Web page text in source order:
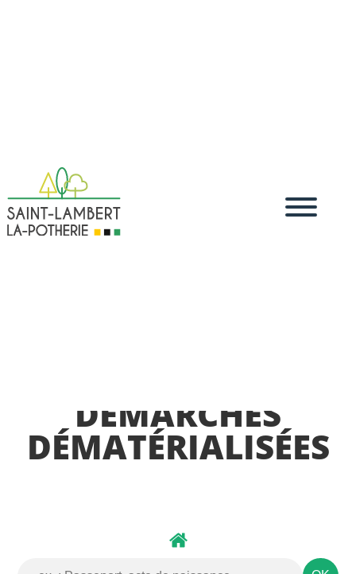
DÉMARCHES
DÉMATÉRIALISÉES